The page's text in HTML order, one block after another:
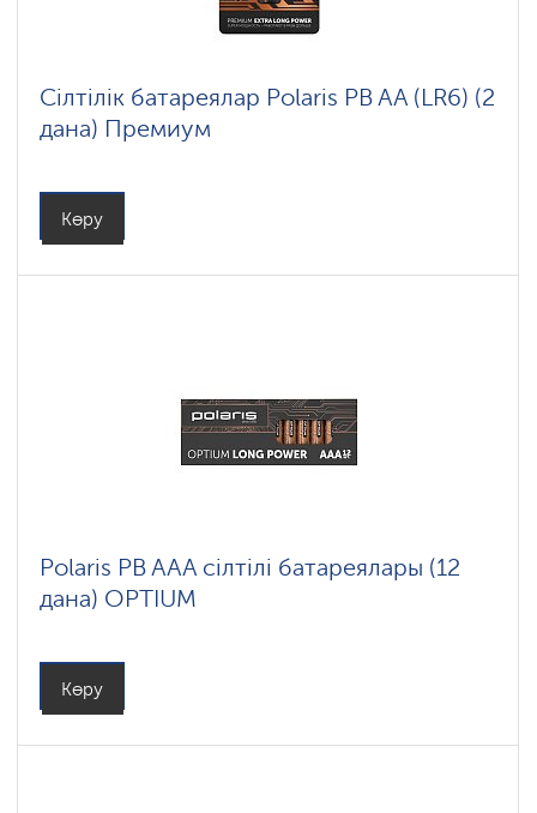
Сілтілік батареялар Polaris PB AA (LR6) (2
дана) Премиум
Көру
Polaris PB AAA сілтілі батареялары (12
дана) OPTIUM
Көру